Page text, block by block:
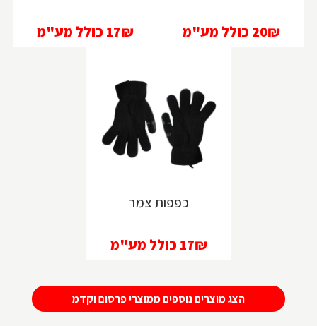
20₪ כולל מע"מ 17₪ כולל מע"מ
כפפות צמר
17₪ כולל מע"מ
הצג מוצרים נוספים ממוצרי פרסום וקדמ